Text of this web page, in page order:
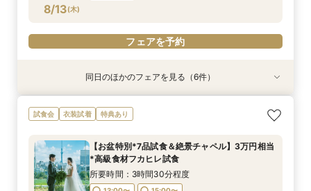
8/13(木)
フェアを予約
衣装試着 特典あり
8/13(木)
【大人数婚★応援フェア】全員が楽しめる挙式×
披露宴体験
13:00〜 15:00〜
衣装試着 特典あり
8/13(木)
【1件目の見学★人気NO１】結婚式丸わかり安心
フェア！
13:00〜 15:00〜
8/13(木)
【自宅でフェア参加】スマホでOK◎オンライン
式場相談会
13:00〜
14:00〜
15:00〜
16:00〜
17:00〜
8/13(木)
【おいそがしい方へ！90分クイック相談会】会
場見学×安心見積もり相談
13:00〜 15:00〜
衣装試着 特典あり
8/13(木)
【和装×チャペル】スカイツリーと叶える和モダ
ン挙式体験
13:00〜 15:00〜
衣装試着 特典あり
8/13(木)
【地元応援/上野好きな方必見】上野愛溢れる絶
景×美食フェア！
13:00〜 15:00〜
同日のほかのフェアを見る（6件）
試食会 衣装試着 特典あり
【お盆特別*7品試食＆絶景チャペル】3万円相当
*高級食材フカヒレ試食
所要時間：3時間30分程度